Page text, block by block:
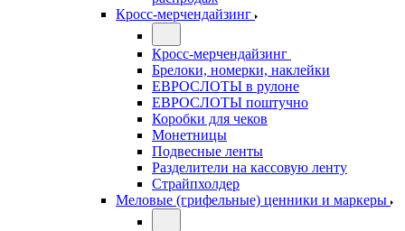
Кросс-мерчендайзинг
Кросс-мерчендайзинг
Брелоки, номерки, наклейки
ЕВРОСЛОТЫ в рулоне
ЕВРОСЛОТЫ поштучно
Коробки для чеков
Монетницы
Подвесные ленты
Разделители на кассовую ленту
Страйпхолдер
Меловые (грифельные) ценники и маркеры